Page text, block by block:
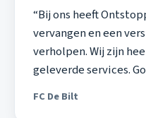
“Bij ons heeft
vervangen en een
verholpen. Wij zijn
geleverde services.
FC De Bilt